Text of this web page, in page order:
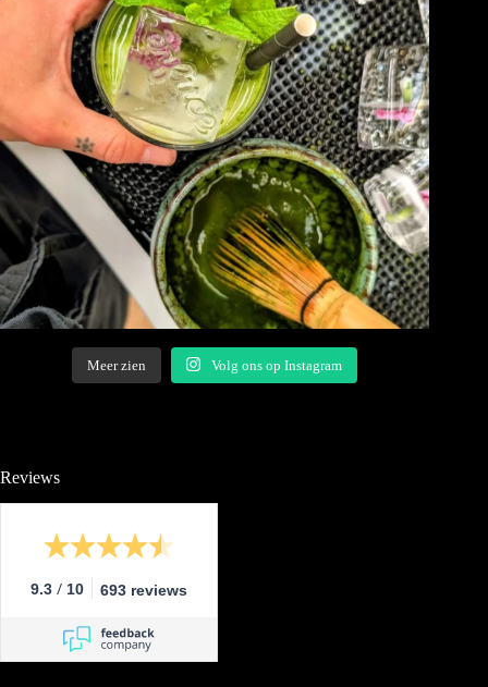
Meer zien Volg ons op Instagram
Reviews
9.3 / 10 693 reviews